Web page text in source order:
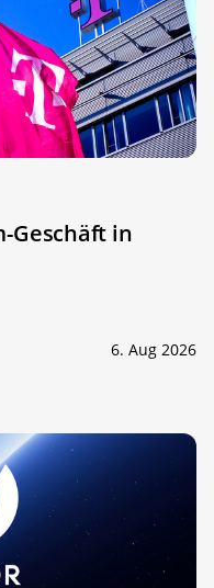
Geschäft in
6. Aug 2026